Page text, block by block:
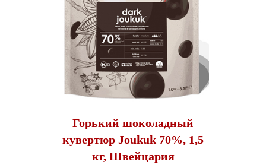
Горький шоколадный
кувертюр Joukuk 70%, 1,5
кг, Швейцария